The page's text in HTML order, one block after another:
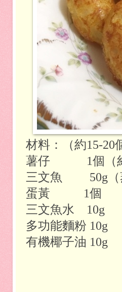
材料：（約15-20
薯仔 1個（
三文魚 50g
蛋黃 1個
三文魚水 10g
多功能麵粉 10g
有機椰子油 10g